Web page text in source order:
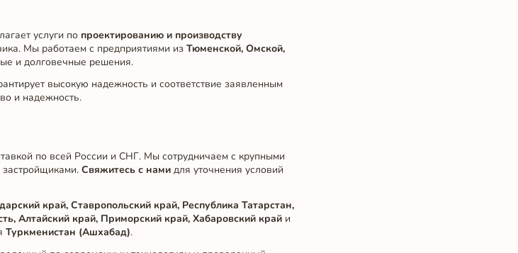
услуги по проектированию и производству
Мы работаем с предприятиями из Тюменской, Омской,
и долговечные решения.
высокую надежность и соответствие заявленным
и надежность.
по всей России и СНГ. Мы сотрудничаем с крупными
Свяжитесь с намидля уточнения условий
край, Ставропольский край, Республика Татарстан,
Алтайский край, Приморский край, Хабаровский крайи
Туркменистан (Ашхабад).